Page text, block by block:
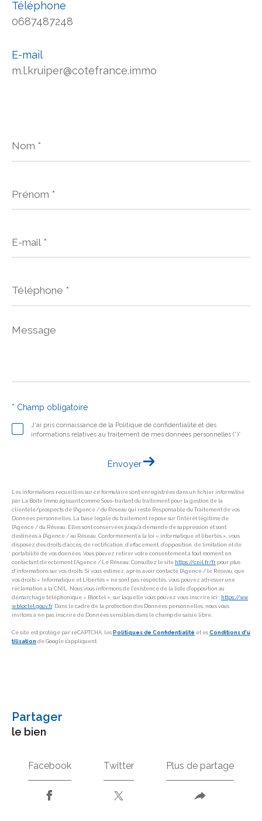
Téléphone
0687487248
E-mail
m.l.kruiper@cotefrance.immo
*
*
mail
*
Message
*
J'ai pris connaissance de la Politique de confidentialité et des
informations relatives au traitement de mes données personnelles (*)*
* Champ obligatoire
Envoyer
Les informations recueillies sur ce formulaire sont enregistrées dans un fichier informatisé
par La Boite Immo agissant comme Sous-traitant du traitement pour la gestion de la
clientèle/prospects de l'Agence / du Réseau qui reste Responsable du Traitement de vos
Données personnelles. La base légale du traitement repose sur l'intérêt légitime de
l'Agence / du Réseau. Elles sont conservées jusqu'à demande de suppression et sont
destinées à l'Agence / au Réseau. Conformément à la loi « informatique et libertés », vous
disposez des droits d’accès, de rectification, d’effacement, d’opposition, de limitation et de
portabilité de vos données. Vous pouvez retirer votre consentement à tout moment en
contactant directement l’Agence / Le Réseau. Consultez le site https://cnil.fr/fr pour plus
d’informations sur vos droits. Si vous estimez, après avoir contacté l'Agence / le Réseau, que
vos droits « Informatique et Libertés » ne sont pas respectés, vous pouvez adresser une
réclamation à la CNIL. Nous vous informons de l’existence de la liste d'opposition au
démarchage téléphonique « Bloctel », sur laquelle vous pouvez vous inscrire ici : https://ww
w.bloctel.gouv.fr. Dans le cadre de la protection des Données personnelles, nous vous
invitons à ne pas inscrire de Données sensibles dans le champ de saisie libre.
Ce site est protégé par reCAPTCHA, les Politiques de Confidentialité et es Conditions d'u
tilisation de Google s'appliquent.
partager
le bien
Facebook Twitter Plus de partage